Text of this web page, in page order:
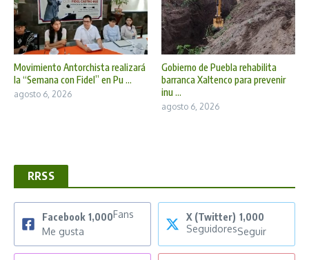
Movimiento Antorchista realizará
la “Semana con Fidel” en Pu ...
agosto 6, 2026
Gobierno de Puebla rehabilita
barranca Xaltenco para prevenir
inu ...
agosto 6, 2026
RRSS
Facebook 1,000Fans
Me gusta
X (Twitter) 1,000
SeguidoresSeguir